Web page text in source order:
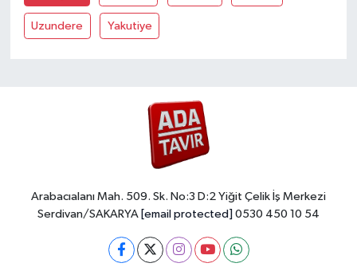
Uzundere Yakutiye
Arabacıalanı Mah. 509. Sk. No:3 D:2 Yiğit Çelik İş Merkezi
Serdivan/SAKARYA [email protected] 0530 450 10 54